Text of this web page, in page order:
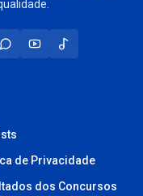
de Privacidade
dos Concursos